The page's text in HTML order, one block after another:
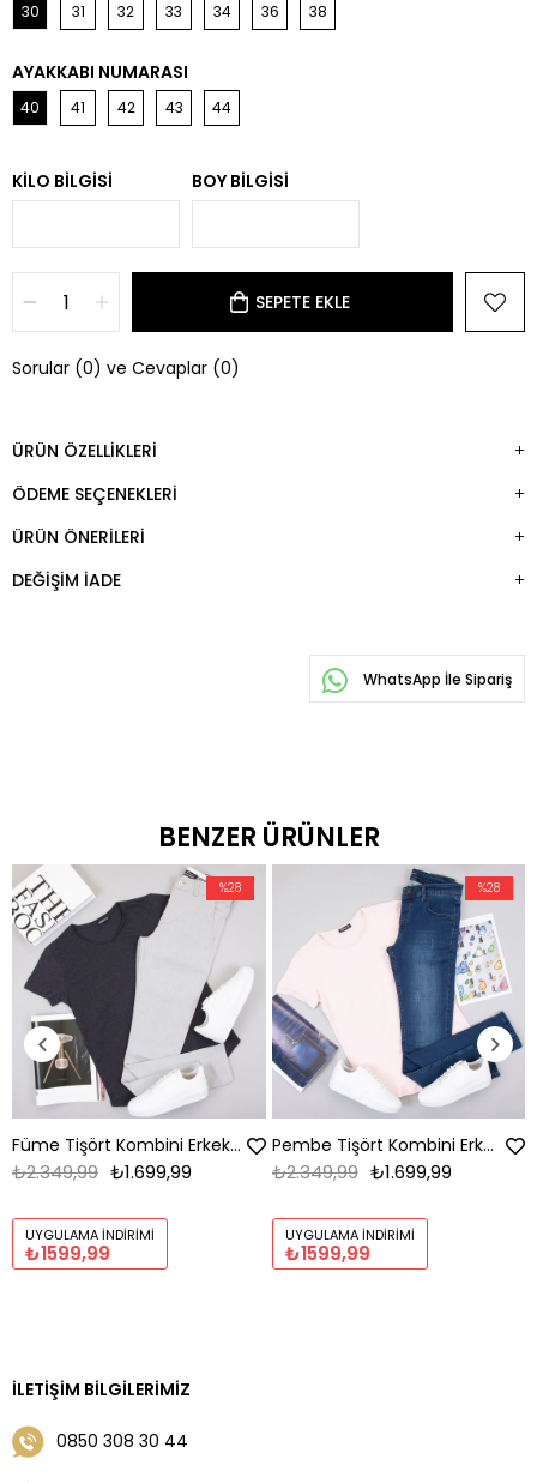
30 31 32 33 34 36 38
AYAKKABI NUMARASI
40 41 42 43 44
KILO BILGISI BOY BILGISI
Sorular (0) ve Cevaplar (0)
ÜRÜN ÖZELLIKLERI
ÖDEME SEÇENEKLERI
ÜRÜN ÖNERILERI
DEĞIŞIM İADE
WhatsApp İle Sipariş
BENZER ÜRÜNLER
Füme Tişört Kombini Erkek | Slim Fit Şık Komple Set
₺1.699,99
₺2.349,99
UYGULAMA İNDIRIMI
₺1599,99
%28
Pembe Tişört Kombini Erkek | Slim Fit Şık Komple Set
₺1.699,99
₺2.349,99
UYGULAMA İNDIRIMI
₺1599,99
%28
İLETIŞIM BILGILERIMIZ
0850 308 30 44